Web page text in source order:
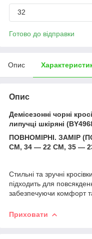
32
Готово до відправки
Опис
Опис
Демісезонні чорні
липучці шкіряні
ПОВНОМІРНІ. ЗАМІР
СМ, 34 — 22 СМ, 35 —
Стильні та зручні
підходить для
забезпечуючи комфорт та
Приховати